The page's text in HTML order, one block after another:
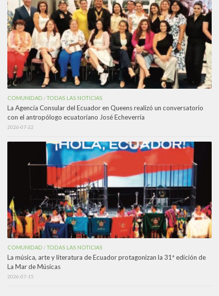
COMUNIDAD /TODAS LAS NOTICIAS
La Agencia Consular del Ecuador en Queens realizó un conversatorio
con el antropólogo ecuatoriano José Echeverría
2026-07-22
COMUNIDAD /TODAS LAS NOTICIAS
La música, arte y literatura de Ecuador protagonizan la 31ª edición de
La Mar de Músicas
2026-07-15